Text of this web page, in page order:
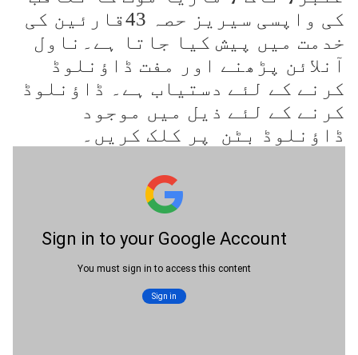
کی واپسی سیریز حصہ 43قارئین کی
خدمت میں پیش کیا جاتا ہے۔ناول
آنلائن پڑھنے اور مفت ڈاؤنلوڈ
کرنے کے لئے دستیاب ہے۔ ڈاؤنلوڈ
کرنے کے لئے ذیل میں موجود
ڈاؤنلوڈ بٹن پر کلک کریں۔